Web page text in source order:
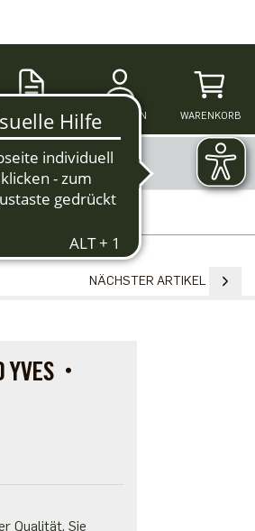
MERKZETTEL ANMELDEN WARENKORB
NÄCHSTER ARTIKEL
・
Qualität. Sie